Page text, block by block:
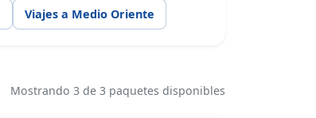
Viajes a Medio Oriente
Mostrando 3 de 3 paquetes disponibles